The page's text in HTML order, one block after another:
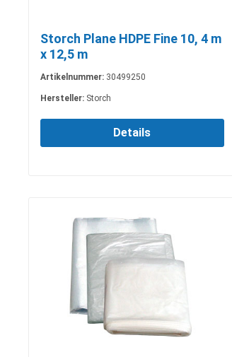
Storch Plane HDPE Fine 10, 4 m
x 12,5 m
Artikelnummer: 30499250
Hersteller: Storch
Details